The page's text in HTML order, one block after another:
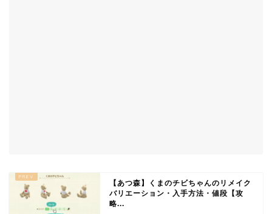
【あつ森】くまのチビちゃんのリメイク
バリエーション・入手方法・値段【攻
略...